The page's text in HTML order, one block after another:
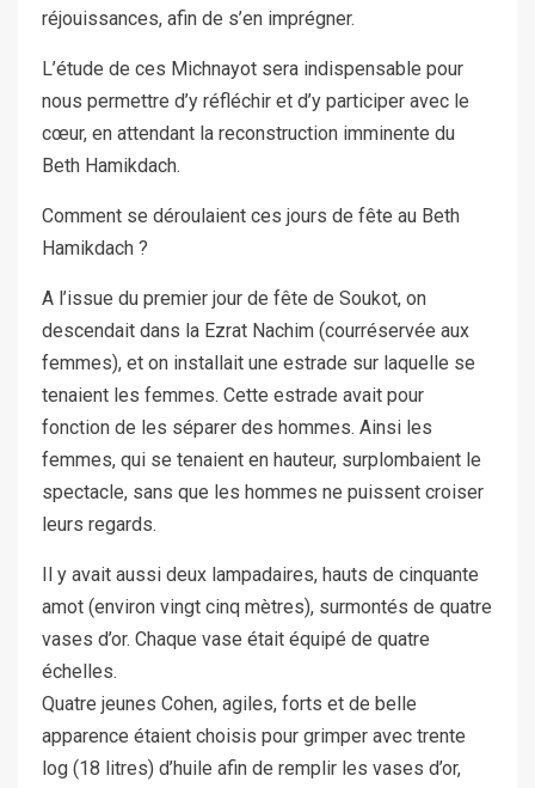
réjouissances, afin de s’en imprégner.
L’étude de ces Michnayot sera indispensable pour
nous permettre d’y réfléchir et d’y participer avec le
cœur, en attendant la reconstruction imminente du
Beth Hamikdach.
Comment se déroulaient ces jours de fête au Beth
Hamikdach ?
A l’issue du premier jour de fête de Soukot, on
descendait dans la Ezrat Nachim (courréservée aux
femmes), et on installait une estrade sur laquelle se
tenaient les femmes. Cette estrade avait pour
fonction de les séparer des hommes. Ainsi les
femmes, qui se tenaient en hauteur, surplombaient le
spectacle, sans que les hommes ne puissent croiser
leurs regards.
Il y avait aussi deux lampadaires, hauts de cinquante
amot (environ vingt cinq mètres), surmontés de quatre
vases d’or. Chaque vase était équipé de quatre
échelles.
Quatre jeunes Cohen, agiles, forts et de belle
apparence étaient choisis pour grimper avec trente
log (18 litres) d’huile afin de remplir les vases d’or,